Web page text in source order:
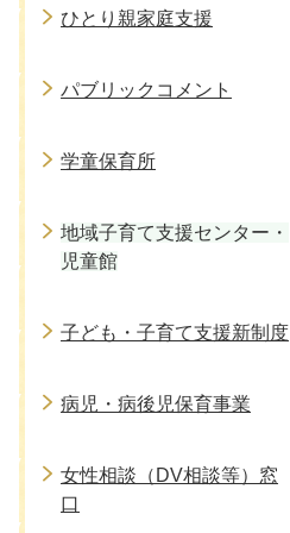
ひとり親家庭支援
パブリックコメント
学童保育所
地域子育て支援センター・
児童館
子ども・子育て支援新制度
病児・病後児保育事業
女性相談（DV相談等）窓
口